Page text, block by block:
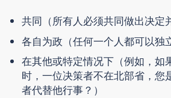
共同（所有人必须共同做出决定
各自为政（任何一个人都可以独
在其他或特定情况下（例如，如
时，一位决策者不在北部省，您
者代替他行事？）